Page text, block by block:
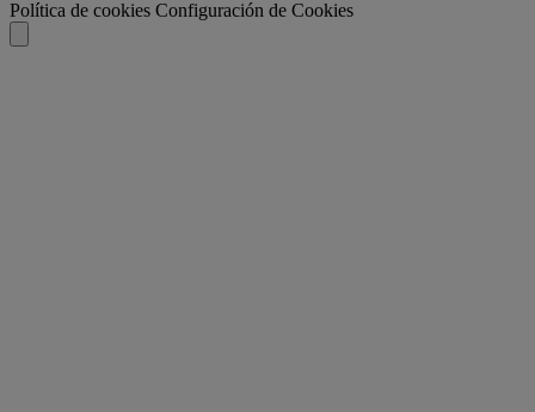
Política de cookies Configuración de Cookies